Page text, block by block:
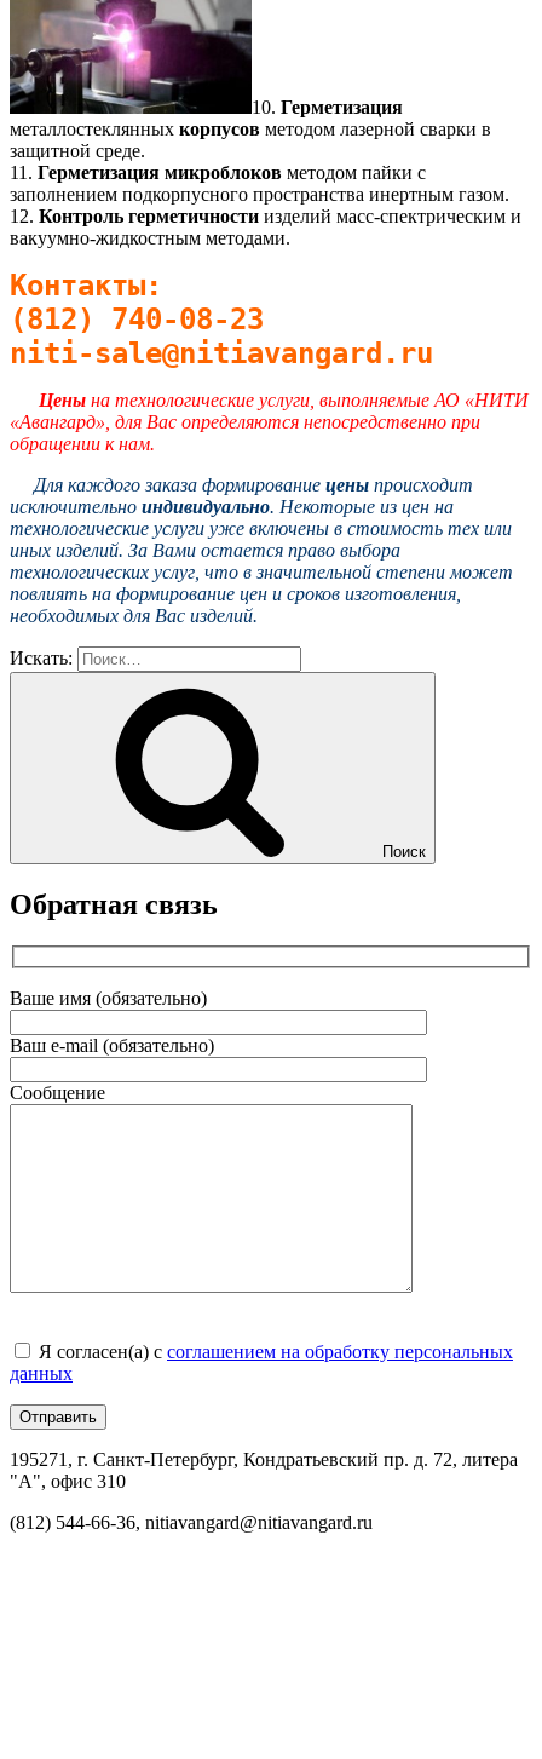
10. Герметизация
металлостеклянных корпусов методом лазерной сварки в
защитной среде.
11. Герметизация микроблоков методом пайки с
заполнением подкорпусного пространства инертным газом.
12. Контроль герметичности изделий масс-спектрическим и
вакуумно-жидкостным методами.
Контакты:
(812) 740-08-23
niti-sale@nitiavangard.ru
Цены на технологические услуги, выполняемые АО «НИТИ
«Авангард», для Вас определяются непосредственно при
обращении к нам.
Для каждого заказа формирование цены происходит
исключительно индивидуально. Некоторые из цен на
технологические услуги уже включены в стоимость тех или
иных изделий. За Вами остается право выбора
технологических услуг, что в значительной степени может
повлиять на формирование цен и сроков изготовления,
необходимых для Вас изделий.
Искать:
Поиск
Обратная связь
Ваше имя (обязательно)
Ваш e-mail (обязательно)
Сообщение
Я согласен(а) с соглашением на обработку персональных
данных
195271, г. Санкт-Петербург, Кондратьевский пр. д. 72, литера
"А", офис 310
(812) 544-66-36, nitiavangard@nitiavangard.ru